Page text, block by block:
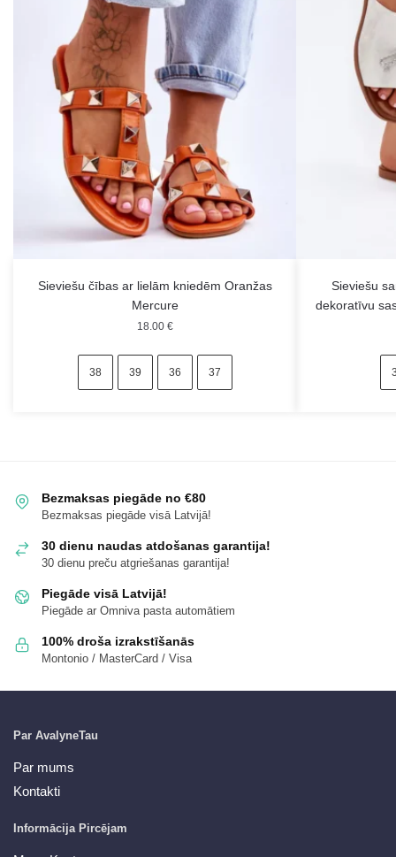
Sieviešu čības ar lielām kniedēm Oranžas
Mercure
18.00 €
38 39 36 37
Sieviešu
dekoratīvu
Bezmaksas piegāde no €80
Bezmaksas piegāde visā Latvijā!
30 dienu naudas atdošanas garantija!
30 dienu preču atgriešanas garantija!
Piegāde visā Latvijā!
Piegāde ar Omniva pasta automātiem
100% droša izrakstīšanās
Montonio / MasterCard / Visa
Par AvalyneTau
Par mums
Kontakti
Informācija Pircējam